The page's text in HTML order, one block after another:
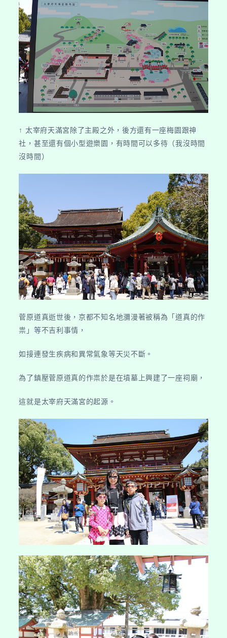
↑ 太宰府天滿宮除了主殿之外，後方還有一座梅園跟神
社，甚至還有個小型遊樂園，有時間可以多待（我沒時間
沒時間）
菅原道真逝世後，京都不知名地瀰漫著被稱為「道真的作
祟」等不吉利事情，
如接連發生疾病和異常氣象等天災不斷。
為了鎮壓菅原道真的作祟於是在墳墓上興建了一座祠廟，
這就是太宰府天滿宮的起源。